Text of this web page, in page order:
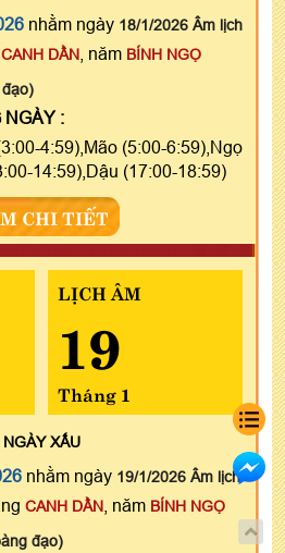
nhằm ngày 18/1/2026 Âm lịch
CANH DẦN , năm BÍNH NGỌ
NGÀY :
4:59),Mão (5:00-6:59),Ngọ
14:59),Dậu (17:00-18:59)
CHI TIẾT
LỊCH ÂM
19
Tháng 1
NGÀYXẤU
nhằm ngày 19/1/2026 Âm lịch
CANH DẦN , năm BÍNH NGỌ
đạo)